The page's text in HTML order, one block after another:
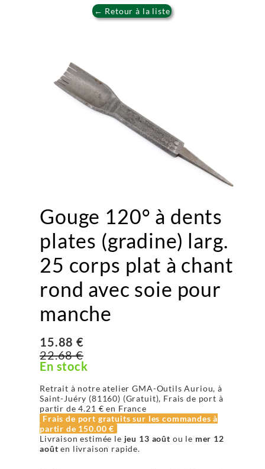
← Retour à la liste
Gouge 120° à dents
plates (gradine) larg.
25 corps plat à chant
rond avec soie pour
manche
15.88 €
22.68 €
En stock
Retrait à notre atelier GMA-Outils Auriou, à
Saint-Juéry (81160) (Gratuit), Frais de port à
partir de4.21 € en France
Frais de port gratuits sur les commandes à
partir de 150.00 €
Livraison estimée le jeu 13 août ou le mer 12
août en livraison rapide.